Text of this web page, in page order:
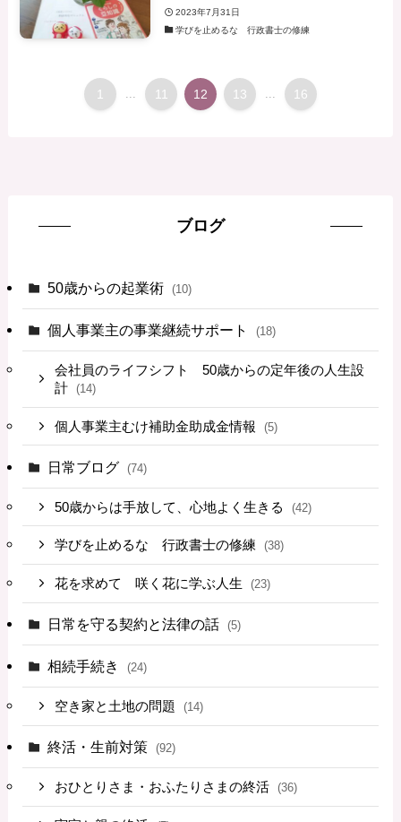
2023年7月31日
学びを止めるな 行政書士の修練
1 11 12 13 16
ブログ
50歳からの起業術 (10)
個人事業主の事業継続サポート (18)
会社員のライフシフト 50歳からの定年後の人生設
計
(14)
個人事業主むけ補助金助成金情報 (5)
日常ブログ (74)
50歳からは手放して、心地よく生きる (42)
学びを止めるな 行政書士の修練 (38)
花を求めて 咲く花に学ぶ人生 (23)
日常を守る契約と法律の話 (5)
相続手続き (24)
空き家と土地の問題 (14)
終活・生前対策 (92)
おひとりさま・おふたりさまの終活 (36)